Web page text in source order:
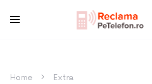
Home Extra